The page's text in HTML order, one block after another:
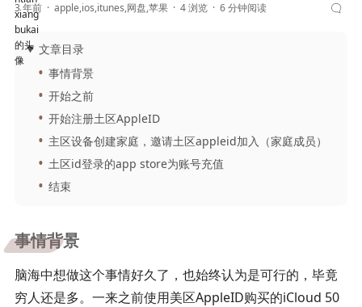
3 年前
apple,ios,itunes,网盘,苹果 4 浏览 6 分钟阅读
文章目录
事情背景
开始之前
开始注册土区AppleID
主区设备创建家庭，邀请土区appleid加入（家庭成员）
土区id登录的app store为账号充值
结束
事情背景
脑海中想做这个事情好久了，也始终认为是可行的，毕竟
穷人还是多。一来之前使用美区AppleID购买的iCloud 50